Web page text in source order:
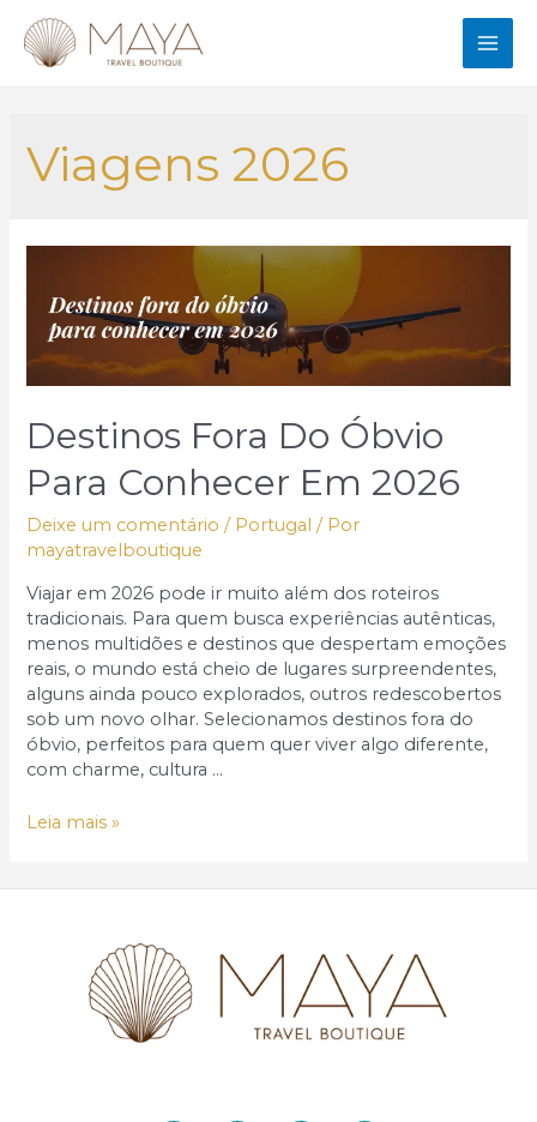
para
Viagens 2026
Destinos Fora Do Óbvio
Para Conhecer Em 2026
Deixe um comentário / Portugal / Por
mayatravelboutique
Viajar em 2026 pode ir muito além dos roteiros
tradicionais. Para quem busca experiências autênticas,
menos multidões e destinos que despertam emoções
reais, o mundo está cheio de lugares surpreendentes,
alguns ainda pouco explorados, outros redescobertos
sob um novo olhar. Selecionamos destinos fora do
óbvio, perfeitos para quem quer viver algo diferente,
com charme, cultura …
Destinos
óbvio
Leia mais »